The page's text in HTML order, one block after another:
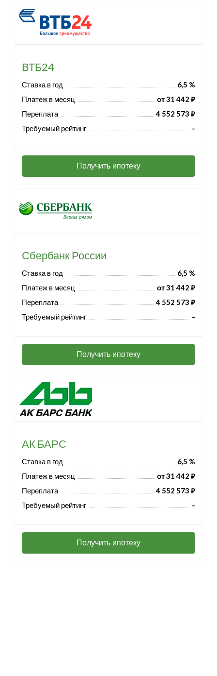
ВТБ24
Ставка в год
6,5 %
Платеж в месяц
от 31 442 ₽
Переплата
4 552 573 ₽
Требуемый рейтинг
–
Получить ипотеку
Сбербанк России
Ставка в год
6,5 %
Платеж в месяц
от 31 442 ₽
Переплата
4 552 573 ₽
Требуемый рейтинг
–
Получить ипотеку
АК БАРС
Ставка в год
6,5 %
Платеж в месяц
от 31 442 ₽
Переплата
4 552 573 ₽
Требуемый рейтинг
–
Получить ипотеку